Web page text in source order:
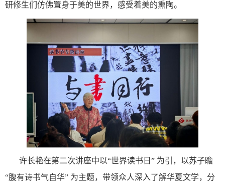
研修生们仿佛置身于美的世界，感受着美的熏陶。
许长艳在第二次讲座中以“世界读书日” 为引，以苏子瞻
“腹有诗书气自华” 为主题，带领众人深入了解华夏文学，分